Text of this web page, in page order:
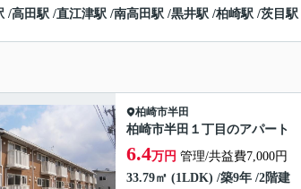
/高田駅 /直江津駅 /南高田駅 /黒井駅 /柏崎駅 /茨目駅
柏崎市半田
柏崎市半田１丁目のアパート
6.4万円 管理/共益費7,000円
33.79㎡ (1LDK) /築9年 /2階建